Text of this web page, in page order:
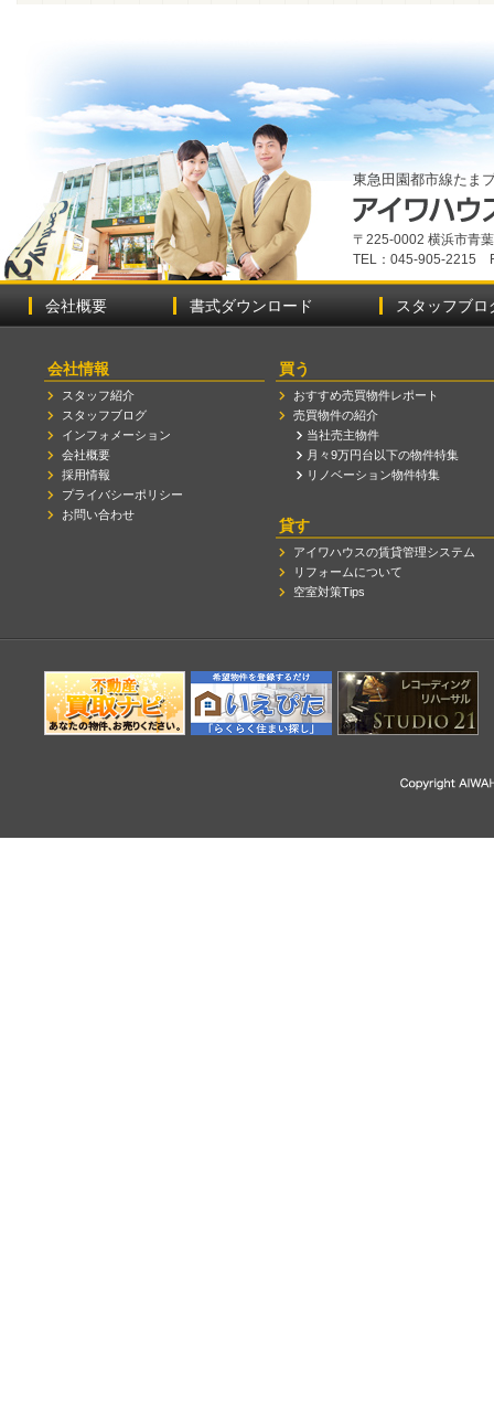
東急田園都市線たま
〒225-0002 横浜市青
TEL：045-905-2215
会社概要 書式ダウンロード スタッフブロ
会社情報
スタッフ紹介
スタッフブログ
インフォメーション
会社概要
採用情報
プライバシーポリシー
お問い合わせ
買う
おすすめ売買物件レポート
売買物件の紹介
当社売主物件
月々9万円台以下の物件特集
リノベーション物件特集
貸す
アイワハウスの賃貸管理システム
リフォームについて
空室対策Tips